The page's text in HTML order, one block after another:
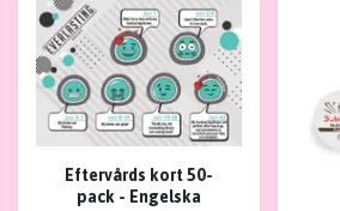
Eftervårds kort 50-
pack - Engelska